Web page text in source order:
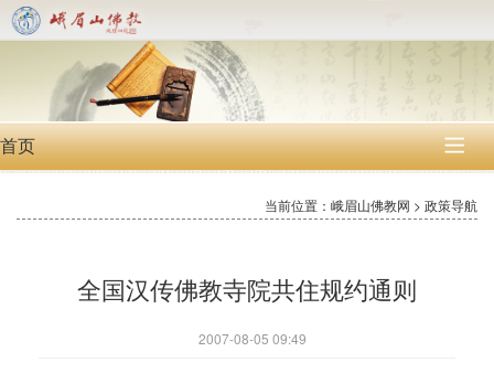
首页 
当前位置：峨眉山佛教网 > 政策导航
全国汉传佛教寺院共住规约通则
2007-08-05 09:49